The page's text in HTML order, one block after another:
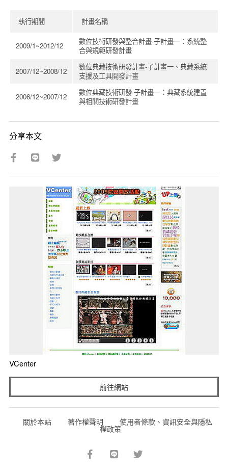
執行期間 計畫名稱
2009/1~2012/12
數位技術研發與整合計畫-子計畫一：系統整
合與規範研發計畫
2007/12~2008/12
數位典藏技術研發計畫-子計畫一、典藏系統
支援及工具開發計畫
2006/12~2007/12
數位典藏技術研發-子計畫一：典藏系統建置
與相關技術研發計畫
分享本文
VCenter
前往網站
關於本站 著作權聲明 使用者條款、資訊安全與隱私
權政策